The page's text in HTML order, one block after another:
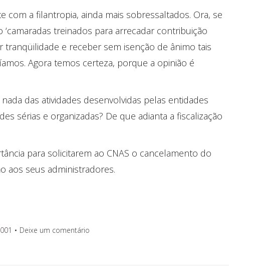
a filantropia, ainda mais sobressaltados. Ora, se
treinados para arrecadar contribuição
tranqüilidade e receber sem isenção de ânimo tais
Agora temos certeza, porque a opinião é
das atividades desenvolvidas pelas entidades
sérias e organizadas? De que adianta a fiscalização
para solicitarem ao CNAS o cancelamento do
aos seus administradores.
Deixe um comentário